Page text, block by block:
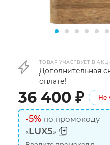
ТОВАР УЧАСТВУЕТ В
Дополнительная
оплате!
36 400 ₽ Не
-5% по промокоду
«LUX5»